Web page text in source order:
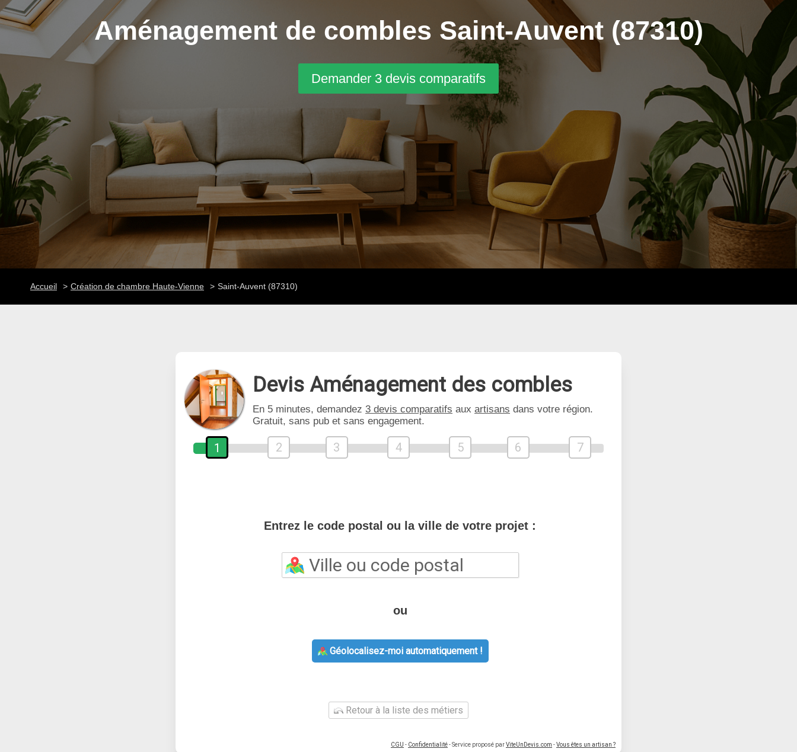
Aménagement de combles Saint-Auvent (87310)
Demander 3 devis comparatifs
Accueil Création de chambre Haute-Vienne Saint-Auvent (87310)
Devis Aménagement des combles
En 5 minutes, demandez 3 devis comparatifs aux artisans dans votre région.
Gratuit, sans pub et sans engagement.
1 2 3 4 5 6 7
Entrez le code postal ou la ville de votre projet :
ou
Géolocalisez-moi automatiquement !
Retour à la liste des métiers
CGU - Confidentialité- Service proposé parViteUnDevis.com -Vous êtes un artisan ?